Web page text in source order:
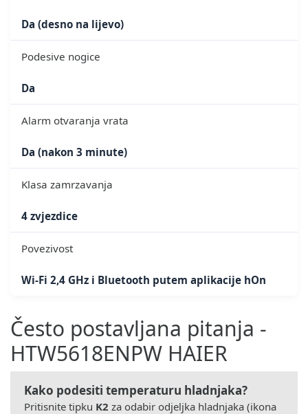
Da (desno na lijevo)
Podesive nogice
Da
Alarm otvaranja vrata
Da (nakon 3 minute)
Klasa zamrzavanja
4 zvjezdice
Povezivost
Wi-Fi 2,4 GHz i Bluetooth putem aplikacije hOn
Često postavljana pitanja -
HTW5618ENPW HAIER
Kako podesiti temperaturu hladnjaka?
Pritisnite tipku K2 za odabir odjeljka hladnjaka (ikona